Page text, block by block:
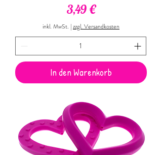
Preis
3,49 €
inkl. MwSt. |zzgl. Versandkosten
In den Warenkorb